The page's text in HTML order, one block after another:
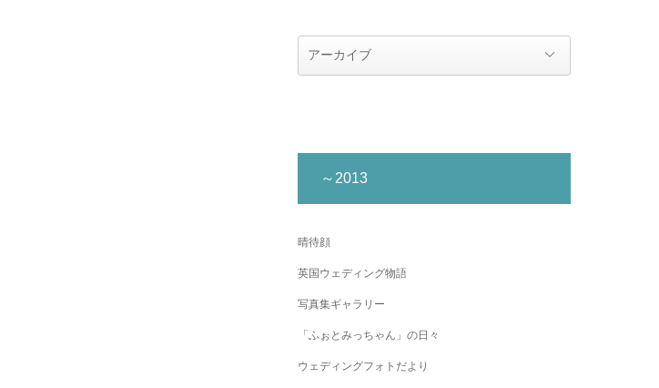
～2013
晴待顔
英国ウェディング物語
写真集ギャラリー
「ふぉとみっちゃん」の日々
ウェディングフォトだより